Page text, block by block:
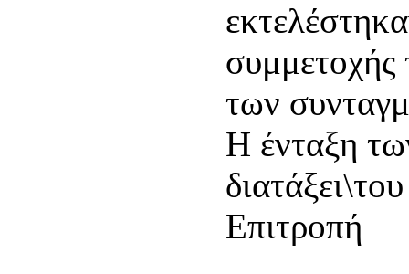
συμμετοχής
των
Η ένταξη
Επιτροπή